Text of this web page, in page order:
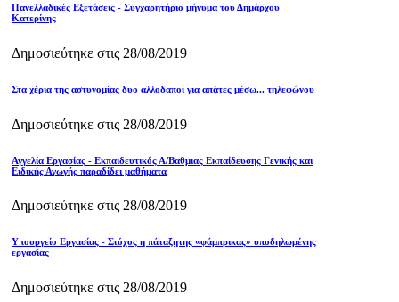
Πανελλαδικές Εξετάσεις - Συγχαρητήριο μήνυμα του Δημάρχου
Κατερίνης
Δημοσιεύτηκε στις 28/08/2019
Στα χέρια της αστυνομίας δυο αλλοδαποί για απάτες μέσω... τηλεφώνου
Δημοσιεύτηκε στις 28/08/2019
Αγγελία Εργασίας - Εκπαιδευτικός Α/Βαθμιας Εκπαίδευσης Γενικής και
Ειδικής Αγωγής παραδίδει μαθήματα
Δημοσιεύτηκε στις 28/08/2019
Υπουργείο Εργασίας - Στόχος η πάταξητης «φάμπρικας» υποδηλωμένης
εργασίας
Δημοσιεύτηκε στις 28/08/2019